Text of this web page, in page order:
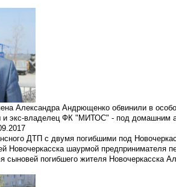
Александра Андрющенко обвинили в
и экс-владелец ФК "МИТОС" - под домашним
ДТП с двумя погибшими под
Новочеркасска шаурмой предпринимателя
сыновей погибшего жителя Новочеркасска